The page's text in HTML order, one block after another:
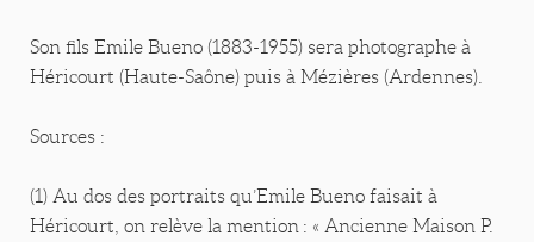
Son fils Emile Bueno (1883-1955) sera photographe à
Héricourt (Haute-Saône) puis à Mézières (Ardennes).
Sources :
(1) Au dos des portraits qu’Emile Bueno faisait à
Héricourt, on relève la mention : « Ancienne Maison P.